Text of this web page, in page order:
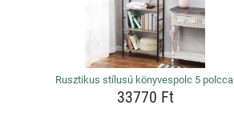
Rusztikus stílusú könyvespolc 5 polccal
33770 Ft